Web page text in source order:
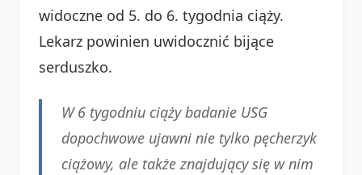
widoczne od 5. do 6. tygodnia ciąży.
Lekarz powinien uwidocznić bijące
serduszko.
W 6 tygodniu ciąży badanie USG
dopochwowe ujawni nie tylko pęcherzyk
ciążowy, ale także znajdujący się w nim